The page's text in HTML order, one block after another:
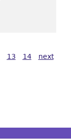
13 14
next